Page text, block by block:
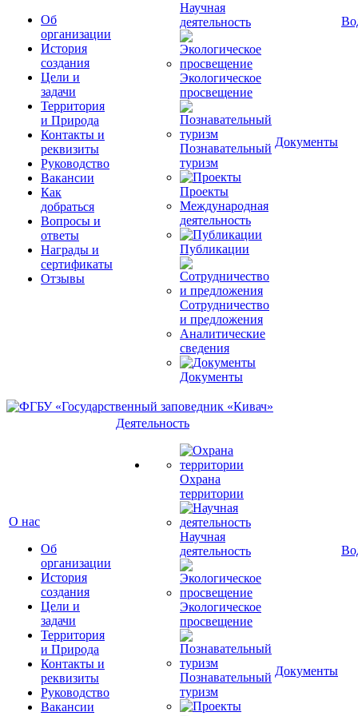
Об
организации
История
создания
Цели и
задачи
Территория
и Природа
Контакты и
реквизиты
Руководство
Вакансии
Как
добраться
Вопросы и
ответы
Награды и
сертификаты
Отзывы
Научная
деятельность
Экологическое
просвещение
Познавательный
туризм
Проекты
Международная
деятельность
Публикации
Сотрудничество
и предложения
Аналитические
сведения
Документы
Документы
О нас
Об
организации
История
создания
Цели и
задачи
Территория
и Природа
Контакты и
реквизиты
Руководство
Вакансии
Деятельность
Охрана
территории
Научная
деятельность
Экологическое
просвещение
Познавательный
туризм
Документы